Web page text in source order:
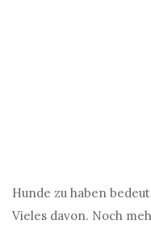
Hunde zu haben
Vieles davon. Noch